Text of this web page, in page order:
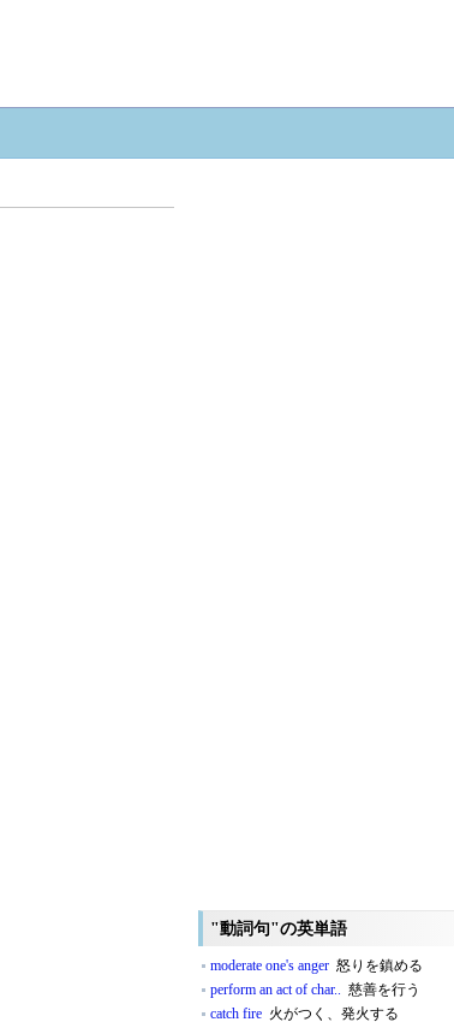
"動詞句"の英単語
moderate one's anger 怒りを鎮める
perform an act of char.. 慈善を行う
catch fire 火がつく、発火する